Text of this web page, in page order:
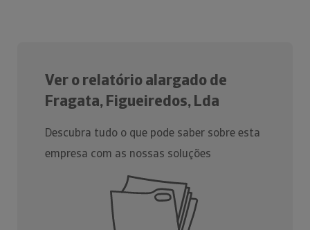
Ver o relatório alargado de
Fragata, Figueiredos, Lda
Descubra tudo o que pode saber sobre esta
empresa com as nossas soluções